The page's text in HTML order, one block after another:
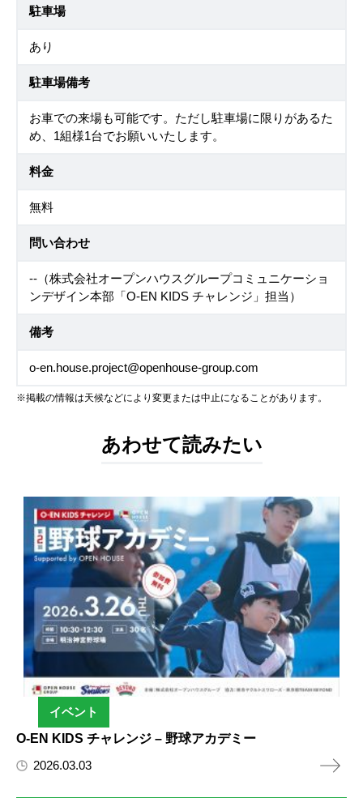
駐車場
あり
駐車場備考
お車での来場も可能です。ただし駐車場に限りがあるた
め、1組様1台でお願いいたします。
料金
無料
問い合わせ
--（株式会社オープンハウスグループコミュニケーショ
ンデザイン本部「O-EN KIDS チャレンジ」担当）
備考
o-en.house.project@openhouse-group.com
※掲載の情報は天候などにより変更または中止になることがあります。
あわせて読みたい
イベント
O-EN KIDS チャレンジ – 野球アカデミー
2026.03.03